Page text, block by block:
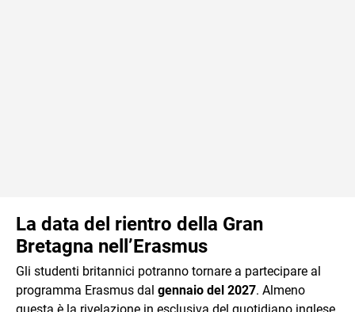
La data del rientro della Gran
Bretagna nell’Erasmus
Gli studenti britannici potranno tornare a partecipare al
programma Erasmus dal gennaio del 2027. Almeno